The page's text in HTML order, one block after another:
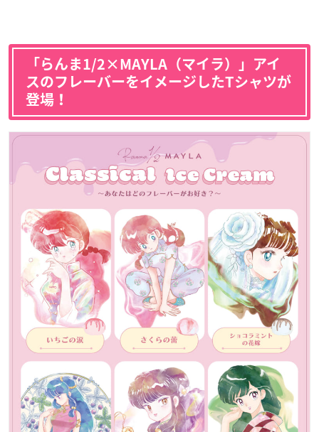
「らんま1/2×MAYLA（マイラ）」アイ
スのフレーバーをイメージしたTシャツが
登場！